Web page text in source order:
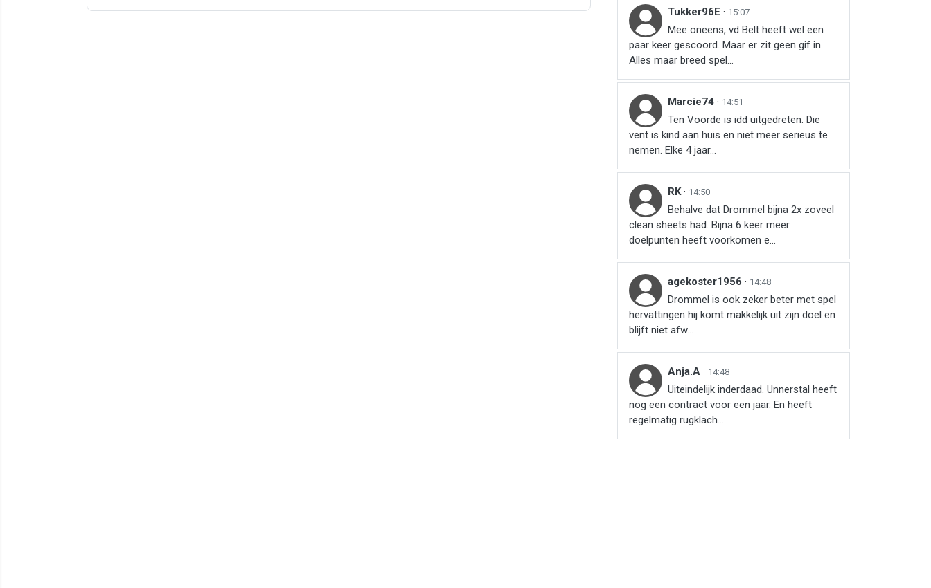
Tukker96E · 15:07
Mee oneens, vd Belt heeft wel een
paar keer gescoord. Maar er zit geen gif in.
Alles maar breed spel...
Marcie74 · 14:51
Ten Voorde is idd uitgedreten. Die
vent is kind aan huis en niet meer serieus te
nemen. Elke 4 jaar...
RK· 14:50
Behalve dat Drommel bijna 2x zoveel
clean sheets had. Bijna 6 keer meer
doelpunten heeft voorkomen e...
agekoster1956 · 14:48
Drommel is ook zeker beter met spel
hervattingen hij komt makkelijk uit zijn doel en
blijft niet afw...
Anja.A · 14:48
Uiteindelijk inderdaad. Unnerstal heeft
nog een contract voor een jaar. En heeft
regelmatig rugklach...